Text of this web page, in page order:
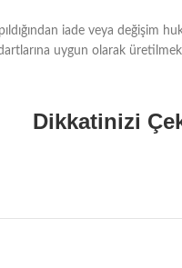
iade veya
uygun olarak
Dikkatinizi